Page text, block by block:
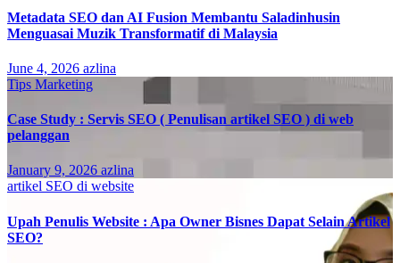
Metadata SEO dan AI Fusion Membantu Saladinhusin
Menguasai Muzik Transformatif di Malaysia
June 4, 2026 azlina
Tips Marketing
Case Study : Servis SEO ( Penulisan artikel SEO ) di web
pelanggan
January 9, 2026 azlina
artikel SEO di website
Upah Penulis Website : Apa Owner Bisnes Dapat Selain Artikel
SEO?